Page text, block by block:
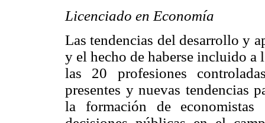
Licenciado en Economía
Las tendencias del desarrollo y
y el hecho de haberse incluido a
las 20 profesiones
presentes y nuevas tendencias
la formación de